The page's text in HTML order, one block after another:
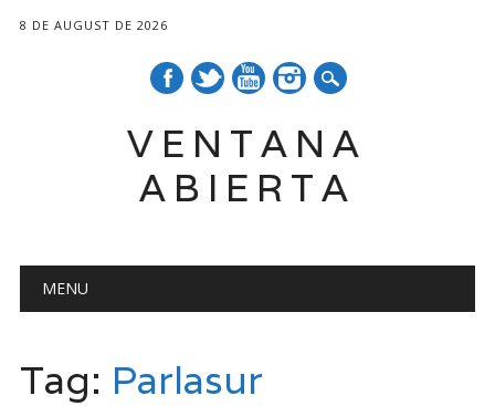
8 DE AUGUST DE 2026
VENTANA
ABIERTA
Main menu
MENU
Tag: Parlasur